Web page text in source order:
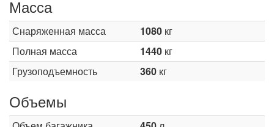
Масса
Снаряженная масса 1080 кг
Полная масса
1440 кг
Грузоподъемность
360 кг
Объемы